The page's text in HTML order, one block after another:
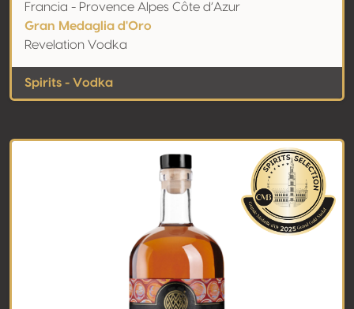
Francia - Provence Alpes Côte d’Azur
Gran Medaglia d'Oro
Revelation Vodka
Spirits - Vodka